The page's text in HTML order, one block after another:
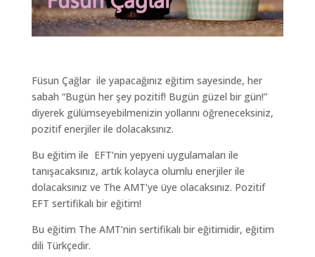
Füsun Çağlar ile yapacağınız eğitim sayesinde, her
sabah “Bugün her şey pozitif! Bugün güzel bir gün!”
diyerek gülümseyebilmenizin yollarını öğreneceksiniz,
pozitif enerjiler ile dolacaksınız.
Bu eğitim ile EFT’nin yepyeni uygulamaları ile
tanışacaksınız, artık kolayca olumlu enerjiler ile
dolacaksınız ve The AMT’ye üye olacaksınız. Pozitif
EFT sertifikalı bir eğitim!
Bu eğitim The AMT’nin sertifikalı bir eğitimidir, eğitim
dili Türkçedir.